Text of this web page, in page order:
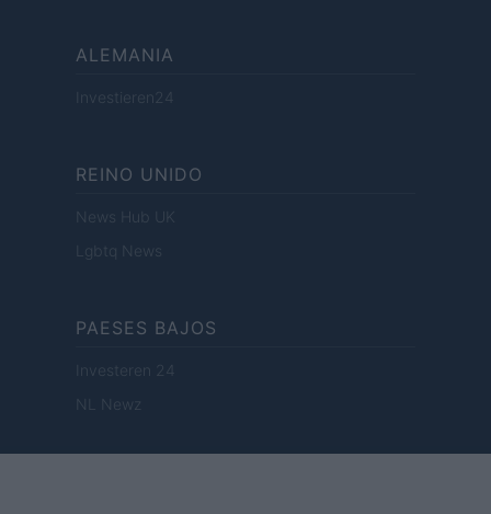
ALEMANIA
Investieren24
REINO UNIDO
News Hub UK
Lgbtq News
PAESES BAJOS
Investeren 24
NL Newz